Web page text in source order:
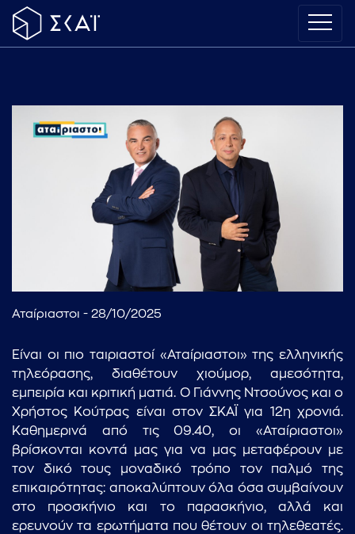
Αταίριαστοι - 28/10/2025
Είναι οι πιο ταιριαστοί «Αταίριαστοι» της ελληνικής
τηλεόρασης, διαθέτουν χιούμορ, αμεσότητα,
εμπειρία και κριτική ματιά. Ο Γιάννης Ντσούνος και ο
Χρήστος Κούτρας είναι στον ΣΚΑΪ για 12η χρονιά.
Καθημερινά από τις 09.40, οι «Αταίριαστοι»
βρίσκονται κοντά μας για να μας μεταφέρουν με
τον δικό τους μοναδικό τρόπο τον παλμό της
επικαιρότητας: αποκαλύπτουν όλα όσα συμβαίνουν
στο προσκήνιο και το παρασκήνιο, αλλά και
ερευνούν τα ερωτήματα που θέτουν οι τηλεθεατές.